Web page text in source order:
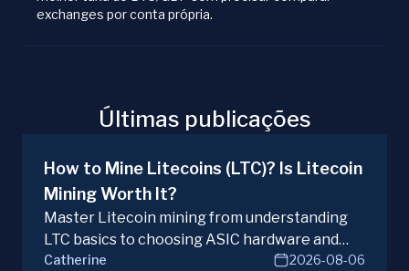
exchanges por conta própria.
Últimas publicações
How to Mine Litecoins (LTC)? Is Litecoin
Mining Worth It?
Master Litecoin mining from understanding
LTC basics to choosing ASIC hardware and
joining mining pools. Optimize your Litecoin
Catherine 2026-08-06